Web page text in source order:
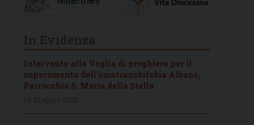
Intervento alla Veglia di preghiera per il
superamento dell’omotransbifobia Albano,
Parrocchia S. Maria della Stella